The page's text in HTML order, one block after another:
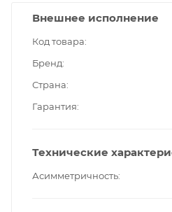
Внешнее исполнение
Код товара
Бренд
Страна
Гарантия
Технические
Асимметричность